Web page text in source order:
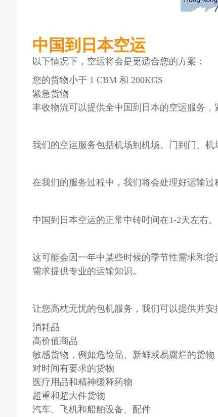
中国到日本空运
以下情况下，空运将会是更适合您的方案：
您的货物小于 1 CBM 和 200KGS
紧急货物
丰收物流可以提供全中国到日本的空运服务
我们的空运服务包括机场到机场、门到门、机
在我们的服务过程中，我们将会处理好运输过
中国到日本空运的正常中转时间在1-2天左右。
这可能会因一年中某些时候的季节性需求和
需求提供专业的运输知识。
让您高枕无忧的包机服务，我们可以提供并
消耗品
高价值商品
敏感货物，例如危险品、新鲜或易腐烂的货物
对时间有要求的货物
医疗用品和精神缓释药物
超重和超大件货物
汽车、飞机和船舶设备、配件